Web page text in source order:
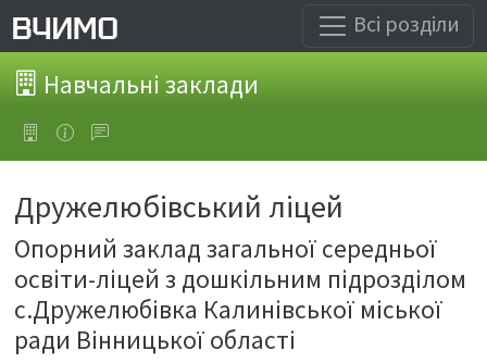
Всі розділи
Навчальні заклади
Дружелюбівський ліцей
Опорний заклад загальної середньої
освіти-ліцей з дошкільним підрозділом
с.Дружелюбівка Калинівської міської
ради Вінницької області